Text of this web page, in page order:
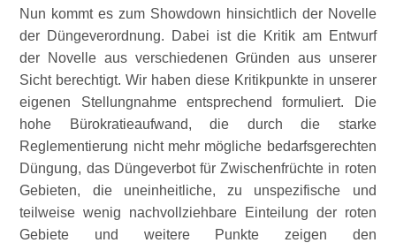
Nun kommt es zum Showdown hinsichtlich der Novelle
der Düngeverordnung. Dabei ist die Kritik am Entwurf
der Novelle aus verschiedenen Gründen aus unserer
Sicht berechtigt. Wir haben diese Kritikpunkte in unserer
eigenen Stellungnahme entsprechend formuliert. Die
hohe Bürokratieaufwand, die durch die starke
Reglementierung nicht mehr mögliche bedarfsgerechten
Düngung, das Düngeverbot für Zwischenfrüchte in roten
Gebieten, die uneinheitliche, zu unspezifische und
teilweise wenig nachvollziehbare Einteilung der roten
Gebiete und weitere Punkte zeigen den